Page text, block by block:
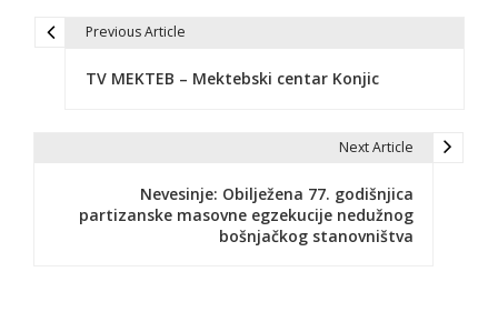
Previous Article
TV MEKTEB – Mektebski centar Konjic
Next Article
Nevesinje: Obilježena 77. godišnjica
partizanske masovne egzekucije nedužnog
bošnjačkog stanovništva